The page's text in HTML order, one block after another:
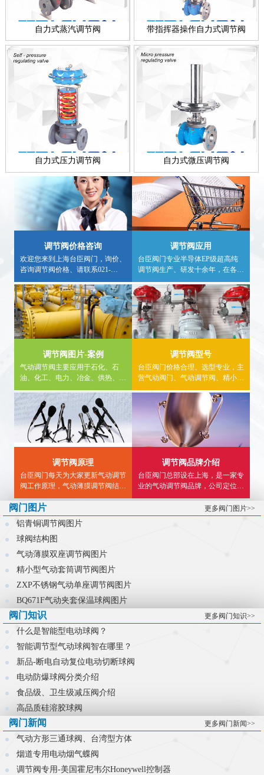
自力式蒸汽调节阀 带指挥器操作自力式调节阀
自力式压力调节阀 自力式微压调节阀
调节阀价格咨询
欢迎您来到上海台臣阀门，询价、
咨询调节阀价格、请联系021-
57562898、采购调节阀请认准台臣
牌，大量现货库存，非工作时间咨
询气动调节阀价格，请拨打24小时
热线电话15900840303。
调节阀应用
台臣阀门专业半导体EP级超高纯
调节阀生产、研发十余年，在各种
行业均有应用案例，欢迎广大用户
实地求证，详细调节阀应用行业信
息，请进入内站，看详情。
调节阀图片-案例
气动调节阀主要应用于石化、石
油、化工、电力、冶金、供热、食
品、燃气等领域。内页详细介绍气
动调节阀使用案例、气动三通调节
阀工程案例、气动单座调节阀图
片、应用案例等供大家参考。
调节阀型号
台臣阀门价格合理、选型专业，主
营气动阀门、气动调节阀、精小型
气动调节阀、气动薄膜调节阀,气
动单座调节阀、气动三通调节阀、
气动流量调节阀等...
调节阀原理
台臣阀门每天为大家更新气动调节
阀工作原理，气动薄膜调节阀结构
图，气动三通调节阀接线图,精小
型气动调节阀型号选型等知识...
调节阀品牌介绍
台臣阀门总部设在上海，是一家专
业的气动调节阀品牌，公司定位于
高端，致力于为用户提供高品质智
能调节阀，帮助广大用户解决流体
控制难题。
阀门图片 更多阀门图片>>
铝青铜调节阀图片
球阀结构图
气动薄膜双座调节阀图片
精小型气动套筒调节阀图片
ZXP不锈钢气动单座调节阀图片
BQ671F气动夹套保温球阀图片
阀门知识 更多阀门知识>>
什么是智能型电动球阀？
智能调节型气动球阀智在哪里？
新品-断电自动复位电动切断球阀
电动防爆球阀分类介绍
食品级、卫生级减压阀介绍
高品质硅溶胶球阀
阀门新闻 更多阀门新闻>>
气动方形三通球阀、台湾型方体
烟道专用电动烟气蝶阀
调节阀专用-美国霍尼韦尔Honeywell控制器